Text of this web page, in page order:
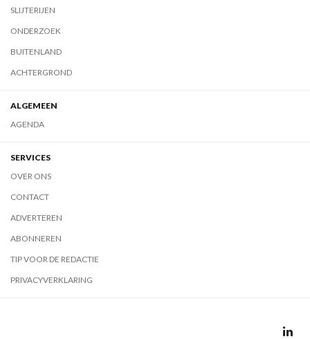
SLIJTERIJEN
ONDERZOEK
BUITENLAND
ACHTERGROND
ALGEMEEN
AGENDA
SERVICES
OVER ONS
CONTACT
ADVERTEREN
ABONNEREN
TIP VOOR DE REDACTIE
PRIVACYVERKLARING